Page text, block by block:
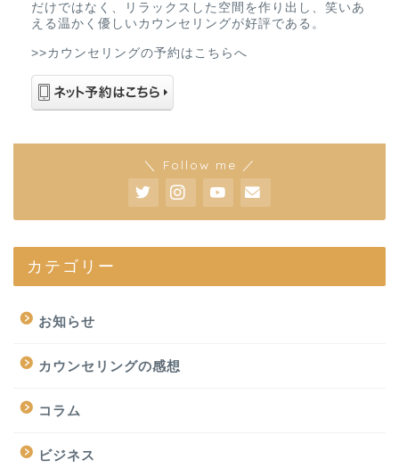
だけではなく、リラックスした空間を作り出し、笑いあ
える温かく優しいカウンセリングが好評である。
>>カウンセリングの予約はこちらへ
＼ Follow me ／
カテゴリー
お知らせ
カウンセリングの感想
コラム
ビジネス